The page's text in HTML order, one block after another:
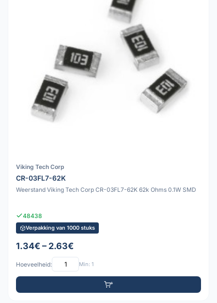
Viking Tech Corp
CR-03FL7-62K
Weerstand Viking Tech Corp CR-03FL7-62K 62k Ohms 0.1W SMD
48438
Verpakking van 1000 stuks
1.34€ – 2.63€
Hoeveelheid: Min: 1